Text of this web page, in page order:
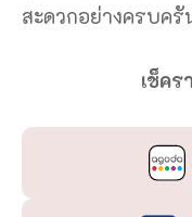
สะดวกอย่างครบครั
เช็ค